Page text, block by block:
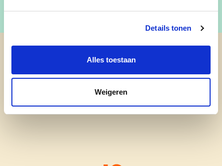
Details tonen
Alles toestaan
Weigeren